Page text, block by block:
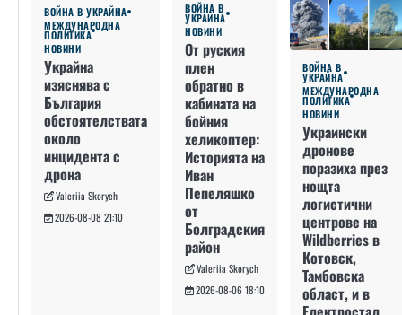
ВОЙНА В УКРАЙНА
МЕЖДУНАРОДНА
ПОЛИТИКА
НОВИНИ
Украйна
изяснява с
България
обстоятелствата
около
инцидента с
дрона
Valeriia Skorych
2026-08-08 21:10
ВОЙНА В
УКРАЙНА
НОВИНИ
От руския
плен
обратно в
кабината на
бойния
хеликоптер:
Историята на
Иван
Пепеляшко
от
Болградския
район
Valeriia Skorych
2026-08-06 18:10
ВОЙНА В
УКРАЙНА
МЕЖДУНАРОДНА
ПОЛИТИКА
НОВИНИ
Украински
дронове
поразиха през
нощта
логистични
центрове на
Wildberries в
Котовск,
Тамбовска
област, и в